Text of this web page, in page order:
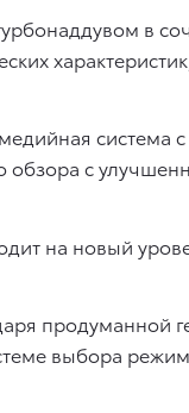
в
система
с
на новый
продуманной
выбора